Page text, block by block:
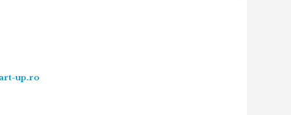
up.ro